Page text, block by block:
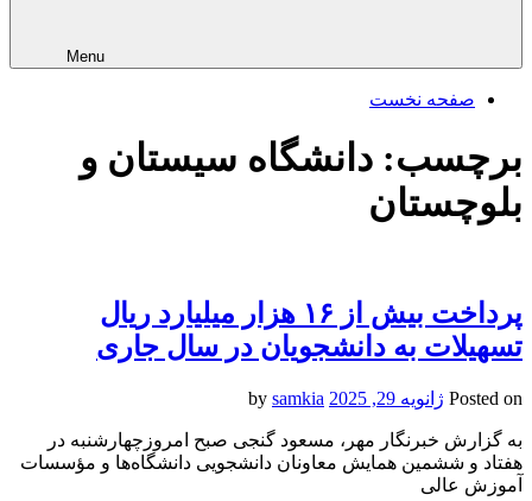
Menu
صفحه نخست
برچسب: دانشگاه سیستان و
بلوچستان
پرداخت بیش از ۱۶ هزار میلیارد ریال
تسهیلات به دانشجویان در سال جاری
Posted on ژانویه 29, 2025 samkia
به گزارش خبرنگار مهر، مسعود گنجی صبح امروزچهارشنبه در
هفتاد و ششمین همایش معاونان دانشجویی دانشگاه‌ها و مؤسسات
آموزش عالی